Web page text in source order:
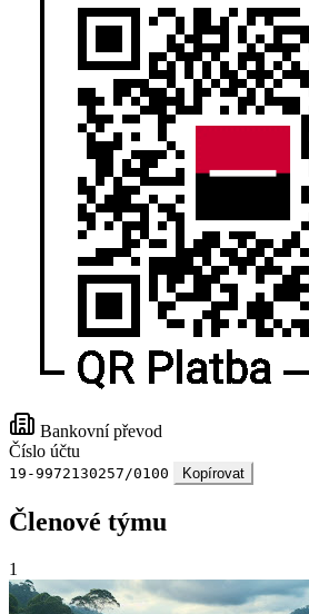
Bankovní převod
Číslo účtu
19-9972130257/0100 Kopírovat
Členové týmu
1